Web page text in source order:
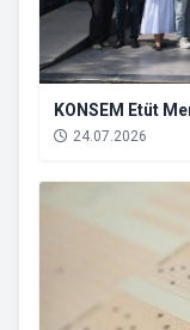
KONSEM Etüt
24.07.2026